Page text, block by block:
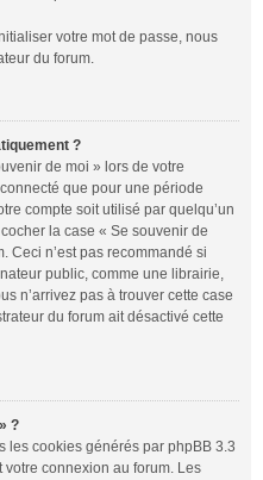
votre mot de passe, nous
du forum.
?
de moi » lors de votre
que pour une période
compte soit utilisé par quelqu’un
la case « Se souvenir de
Ceci n’est pas recommandé si
public, comme une librairie,
n’arrivez pas à trouver cette case
du forum ait désactivé cette
?
les cookies générés par phpBB 3.3
connexion au forum. Les